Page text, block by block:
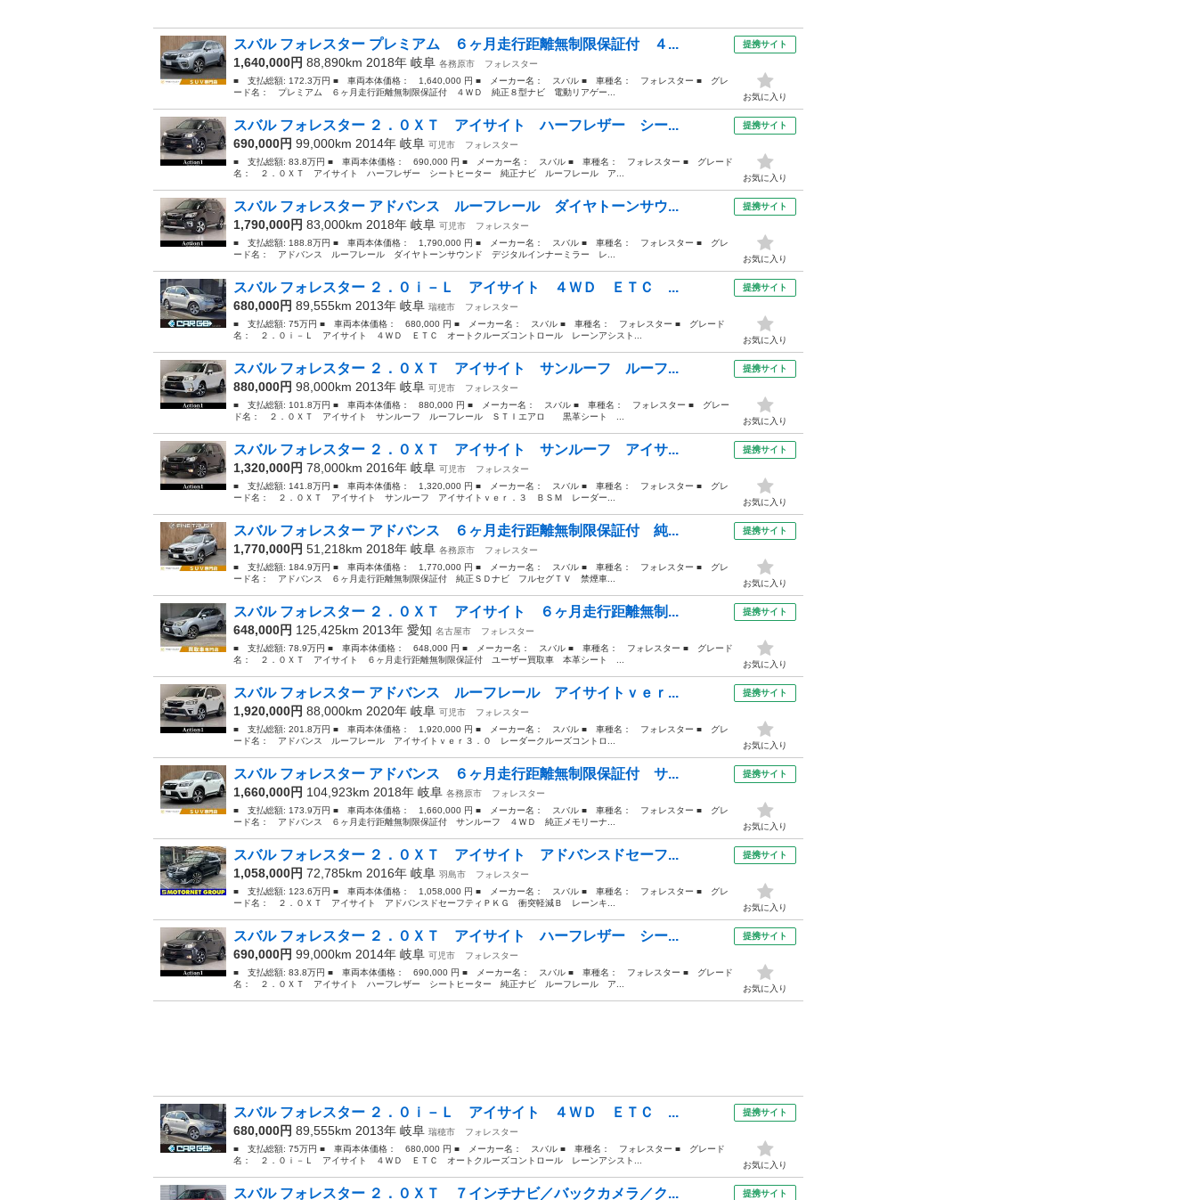
スバル フォレスター プレミアム ６ヶ月走行距離無制限保証付 ４...
1,640,000円 88,890km 2018年 岐阜 各務原市
フォレスター
■ 支払総額: 172.3万円 ■ 車両本体価格： 1,640,000 円 ■ メーカー名： スバル ■ 車種名： フォレスター ■ グレ
ード名： プレミアム ６ヶ月走行距離無制限保証付 ４ＷＤ 純正８型ナビ 電動リアゲー...
提携サイト
お気に入り
スバル フォレスター ２．０ＸＴ アイサイト ハーフレザー シー...
690,000円 99,000km 2014年 岐阜 可児市
フォレスター
■ 支払総額: 83.8万円 ■ 車両本体価格： 690,000 円 ■ メーカー名： スバル ■ 車種名： フォレスター ■ グレード
名： ２．０ＸＴ アイサイト ハーフレザー シートヒーター 純正ナビ ルーフレール ア...
提携サイト
お気に入り
スバル フォレスター アドバンス ルーフレール ダイヤトーンサウ...
1,790,000円 83,000km 2018年 岐阜 可児市
フォレスター
■ 支払総額: 188.8万円 ■ 車両本体価格： 1,790,000 円 ■ メーカー名： スバル ■ 車種名： フォレスター ■ グレ
ード名： アドバンス ルーフレール ダイヤトーンサウンド デジタルインナーミラー レ...
提携サイト
お気に入り
スバル フォレスター ２．０ｉ－Ｌ アイサイト ４ＷＤ ＥＴＣ ...
680,000円 89,555km 2013年 岐阜 瑞穂市
フォレスター
■ 支払総額: 75万円 ■ 車両本体価格： 680,000 円 ■ メーカー名： スバル ■ 車種名： フォレスター ■ グレード
名： ２．０ｉ－Ｌ アイサイト ４ＷＤ ＥＴＣ オートクルーズコントロール レーンアシスト...
提携サイト
お気に入り
スバル フォレスター ２．０ＸＴ アイサイト サンルーフ ルーフ...
880,000円 98,000km 2013年 岐阜 可児市
フォレスター
■ 支払総額: 101.8万円 ■ 車両本体価格： 880,000 円 ■ メーカー名： スバル ■ 車種名： フォレスター ■ グレー
ド名： ２．０ＸＴ アイサイト サンルーフ ルーフレール ＳＴＩエアロ 黒革シート ...
提携サイト
お気に入り
スバル フォレスター ２．０ＸＴ アイサイト サンルーフ アイサ...
1,320,000円 78,000km 2016年 岐阜 可児市
フォレスター
■ 支払総額: 141.8万円 ■ 車両本体価格： 1,320,000 円 ■ メーカー名： スバル ■ 車種名： フォレスター ■ グレ
ード名： ２．０ＸＴ アイサイト サンルーフ アイサイトｖｅｒ．３ ＢＳＭ レーダー...
提携サイト
お気に入り
スバル フォレスター アドバンス ６ヶ月走行距離無制限保証付 純...
1,770,000円 51,218km 2018年 岐阜 各務原市
フォレスター
■ 支払総額: 184.9万円 ■ 車両本体価格： 1,770,000 円 ■ メーカー名： スバル ■ 車種名： フォレスター ■ グレ
ード名： アドバンス ６ヶ月走行距離無制限保証付 純正ＳＤナビ フルセグＴＶ 禁煙車...
提携サイト
お気に入り
スバル フォレスター ２．０ＸＴ アイサイト ６ヶ月走行距離無制...
648,000円 125,425km 2013年 愛知 名古屋市
フォレスター
■ 支払総額: 78.9万円 ■ 車両本体価格： 648,000 円 ■ メーカー名： スバル ■ 車種名： フォレスター ■ グレード
名： ２．０ＸＴ アイサイト ６ヶ月走行距離無制限保証付 ユーザー買取車 本革シート ...
提携サイト
お気に入り
スバル フォレスター アドバンス ルーフレール アイサイトｖｅｒ...
1,920,000円 88,000km 2020年 岐阜 可児市
フォレスター
■ 支払総額: 201.8万円 ■ 車両本体価格： 1,920,000 円 ■ メーカー名： スバル ■ 車種名： フォレスター ■ グレ
ード名： アドバンス ルーフレール アイサイトｖｅｒ３．０ レーダークルーズコントロ...
提携サイト
お気に入り
スバル フォレスター アドバンス ６ヶ月走行距離無制限保証付 サ...
1,660,000円 104,923km 2018年 岐阜 各務原市
フォレスター
■ 支払総額: 173.9万円 ■ 車両本体価格： 1,660,000 円 ■ メーカー名： スバル ■ 車種名： フォレスター ■ グレ
ード名： アドバンス ６ヶ月走行距離無制限保証付 サンルーフ ４ＷＤ 純正メモリーナ...
提携サイト
お気に入り
スバル フォレスター ２．０ＸＴ アイサイト アドバンスドセーフ...
1,058,000円 72,785km 2016年 岐阜 羽島市
フォレスター
■ 支払総額: 123.6万円 ■ 車両本体価格： 1,058,000 円 ■ メーカー名： スバル ■ 車種名： フォレスター ■ グレ
ード名： ２．０ＸＴ アイサイト アドバンスドセーフティＰＫＧ 衝突軽減Ｂ レーンキ...
提携サイト
お気に入り
スバル フォレスター ２．０ＸＴ アイサイト ハーフレザー シー...
690,000円 99,000km 2014年 岐阜 可児市
フォレスター
■ 支払総額: 83.8万円 ■ 車両本体価格： 690,000 円 ■ メーカー名： スバル ■ 車種名： フォレスター ■ グレード
名： ２．０ＸＴ アイサイト ハーフレザー シートヒーター 純正ナビ ルーフレール ア...
提携サイト
お気に入り
スバル フォレスター ２．０ｉ－Ｌ アイサイト ４ＷＤ ＥＴＣ ...
680,000円 89,555km 2013年 岐阜 瑞穂市
フォレスター
■ 支払総額: 75万円 ■ 車両本体価格： 680,000 円 ■ メーカー名： スバル ■ 車種名： フォレスター ■ グレード
名： ２．０ｉ－Ｌ アイサイト ４ＷＤ ＥＴＣ オートクルーズコントロール レーンアシスト...
提携サイト
お気に入り
スバル フォレスター ２．０ＸＴ ７インチナビ／バックカメラ／ク... 提携サイト